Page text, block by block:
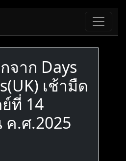
จาก Days
เช้ามืด
ที่ 14
ค.ศ.2025